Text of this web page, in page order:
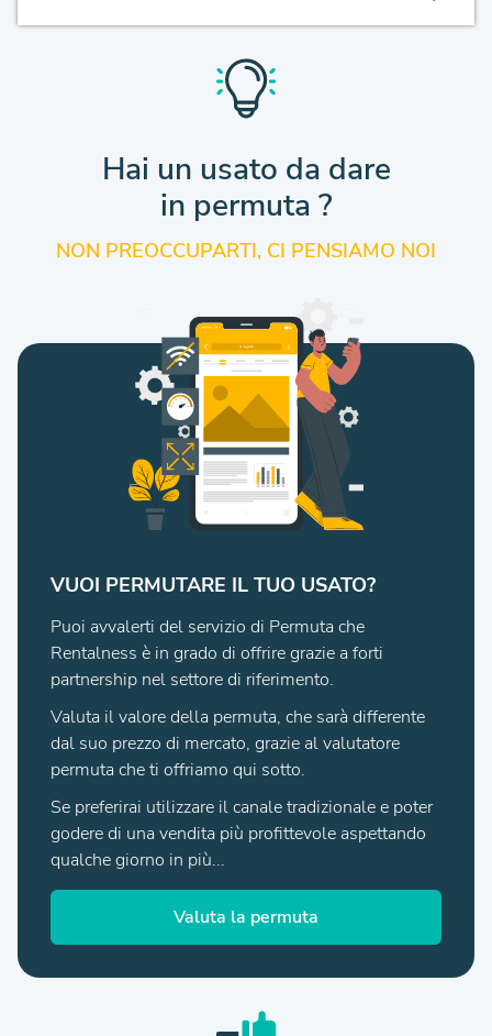
Hai un usato da dare
in permuta ?
NON PREOCCUPARTI, CI PENSIAMO NOI
VUOI PERMUTARE IL TUO USATO?
Puoi avvalerti del servizio di Permuta che
Rentalness è in grado di offrire grazie a forti
partnership nel settore di riferimento.
Valuta il valore della permuta, che sarà differente
dal suo prezzo di mercato, grazie al valutatore
permuta che ti offriamo qui sotto.
Se preferirai utilizzare il canale tradizionale e poter
godere di una vendita più profittevole aspettando
qualche giorno in più...
Valuta la permuta